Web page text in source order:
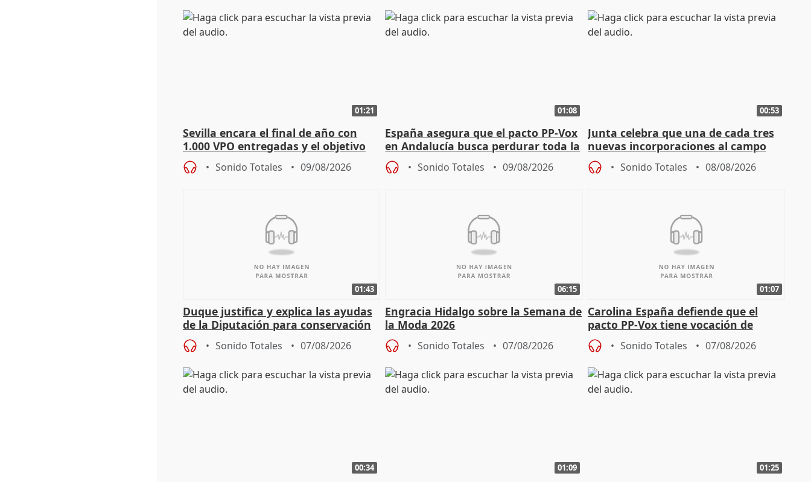
01:21
Sevilla encara el final de año con
1.000 VPO entregadas y el objetivo
de abaratar precios
Sonido Totales 09/08/2026
01:08
España asegura que el pacto PP-Vox
en Andalucía busca perdurar toda la
legislatura
Sonido Totales 09/08/2026
00:53
Junta celebra que una de cada tres
nuevas incorporaciones al campo
andaluz son mujeres jóvenes
Sonido Totales 08/08/2026
01:43
Duque justifica y explica las ayudas
de la Diputación para conservación
del patrimonio
Sonido Totales 07/08/2026
06:15
Engracia Hidalgo sobre la Semana de
la Moda 2026
Sonido Totales 07/08/2026
01:07
Carolina España defiende que el
pacto PP-Vox tiene vocación de
"durar toda la legislatura"
Sonido Totales 07/08/2026
00:34 01:09 01:25